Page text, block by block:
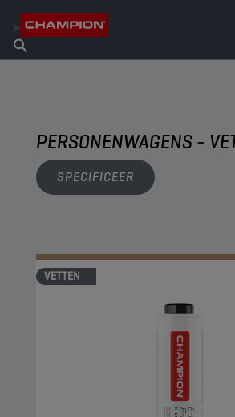
Over Champion
Vind een verkooppunt
PERSONENWAGENS -
SPECIFICEER
VETTEN